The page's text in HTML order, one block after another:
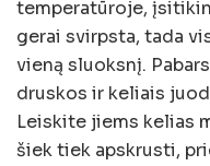
temperatūroje,
gerai svirpsta, tada
vieną sluoksnį.
druskos ir keliais
Leiskite jiems kelias
šiek tiek apskrusti,